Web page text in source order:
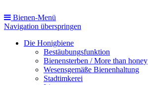
Bienen-Menü
Navigation überspringen
Die Honigbiene
Bestäubungsfunktion
Bienensterben / More than honey
Wesensgemäße Bienenhaltung
Stadtimkerei